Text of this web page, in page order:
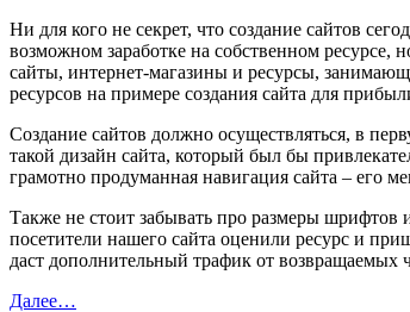
Ни для кого не секрет, что создание сайтов
возможном заработке на собственном ресурсе,
сайты, интернет-магазины и ресурсы,
ресурсов на примере создания сайта для
Создание сайтов должно осуществляться, в
такой дизайн сайта, который был бы
грамотно продуманная навигация сайта – его
Также не стоит забывать про размеры шрифтов
посетители нашего сайта оценили ресурс и
даст дополнительный трафик от возвращаемых
Далее…